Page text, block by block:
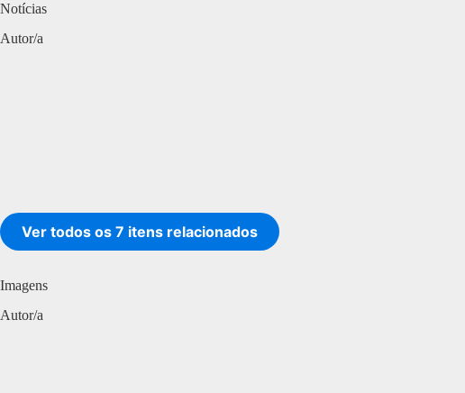
Notícias
Autor/a
Ver todos os 7 itens relacionados
Imagens
Autor/a